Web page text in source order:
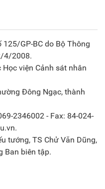
GP-BC do Bộ Thông
4/2008.
viện Cảnh sát nhân
Đông Ngạc, thành
2346002 - Fax: 84-024-
tướng, TS Chử Văn Dũng,
Ban biên tập.